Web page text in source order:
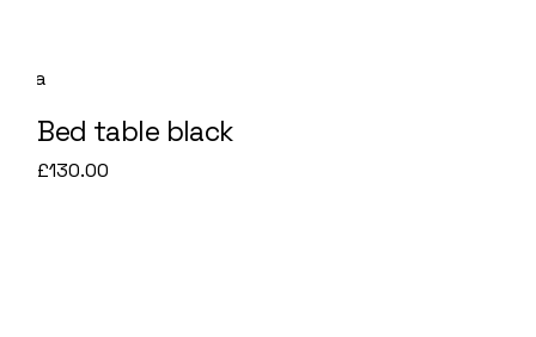
Bed table black
£130.00